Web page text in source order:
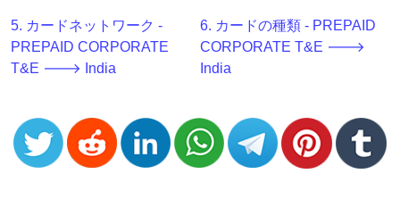
v2
BIN
CC
from
Banks
5. カードネットワーク -
PREPAID CORPORATE
T&E 🡒 India
6. カードの種類 - PREPAID
CORPORATE T&E 🡒
India